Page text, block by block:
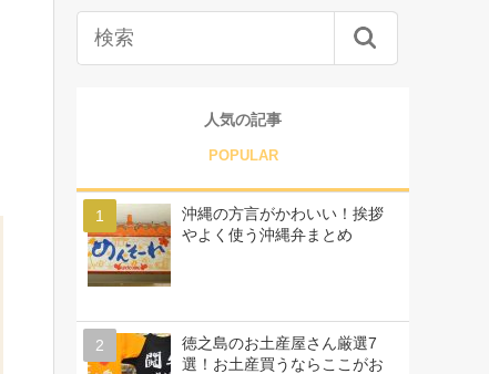
人気の記事
POPULAR
沖縄の方言がかわいい！挨拶
やよく使う沖縄弁まとめ
徳之島のお土産屋さん厳選7
選！お土産買うならここがお